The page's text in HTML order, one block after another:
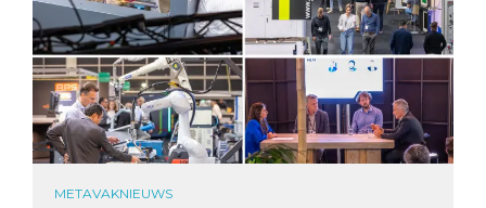
METAVAKNIEUWS